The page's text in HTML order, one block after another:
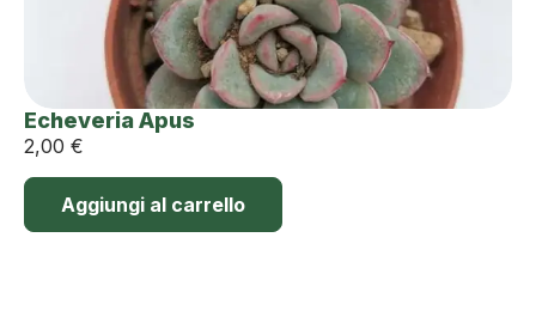
Echeveria Apus
2,00 €
Aggiungi al carrello